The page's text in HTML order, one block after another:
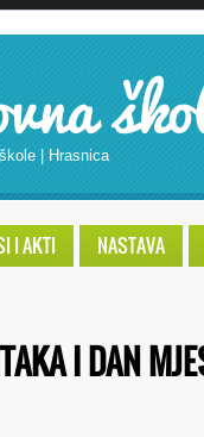
| Hrasnica
I AKTI NASTAVA
I DAN